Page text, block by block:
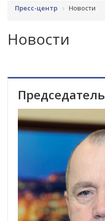
Пресс-центр Новости
Новости
Председатель